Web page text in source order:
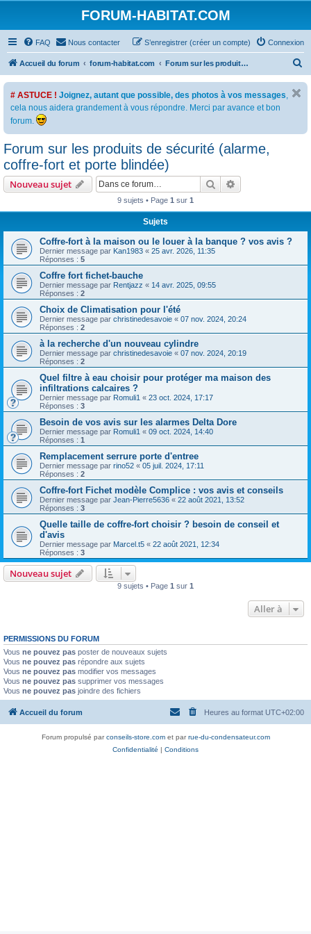
FORUM-HABITAT.COM
FAQ Nous contacter Connexion
S’enregistrer (créer un compte)
Accueil du forum forum-habitat.com Forum sur les produits de sécurité (alarme, coffre-fort et porte blindée)
e
r
# ASTUCE ! Joignez, autant que possible, des photos à vos messages,
cela nous aidera grandement à vous répondre. Merci par avance et bon
forum.
Forum sur les produits de sécurité (alarme,
coffre-fort et porte blindée)
Nouveau sujet Rechercher
9 sujets • Page 1 sur 1
Sujets
Coffre-fort à la maison ou le louer à la banque ? vos avis ?
Dernier message par Kan1983 « 25 avr. 2026, 11:35
Réponses : 5
Coffre fort fichet-bauche
Dernier message par Rentjazz « 14 avr. 2025, 09:55
Réponses : 2
Choix de Climatisation pour l'été
Dernier message par christinedesavoie « 07 nov. 2024, 20:24
Réponses : 2
à la recherche d'un nouveau cylindre
Dernier message par christinedesavoie « 07 nov. 2024, 20:19
Réponses : 2
Quel filtre à eau choisir pour protéger ma maison des
infiltrations calcaires ?
Dernier message par Romuli1 « 23 oct. 2024, 17:17
Réponses : 3
Besoin de vos avis sur les alarmes Delta Dore
Dernier message par Romuli1 « 09 oct. 2024, 14:40
Réponses : 1
Remplacement serrure porte d'entree
Dernier message par rino52 « 05 juil. 2024, 17:11
Réponses : 2
Coffre-fort Fichet modèle Complice : vos avis et conseils
Dernier message par Jean-Pierre5636 « 22 août 2021, 13:52
Réponses : 3
Quelle taille de coffre-fort choisir ? besoin de conseil et
d'avis
Dernier message par Marcel.t5 « 22 août 2021, 12:34
Réponses : 3
Nouveau sujet
9 sujets • Page 1 sur 1
Aller à
PERMISSIONS DU FORUM
Vous ne pouvez pas poster de nouveaux sujets
Vous ne pouvez pas répondre aux sujets
Vous ne pouvez pas modifier vos messages
Vous ne pouvez pas supprimer vos messages
Vous ne pouvez pas joindre des fichiers
Accueil du forum Heures au format UTC+02:00
Forum propulsé parconseils-store.comet parrue-du-condensateur.com
Confidentialité | Conditions